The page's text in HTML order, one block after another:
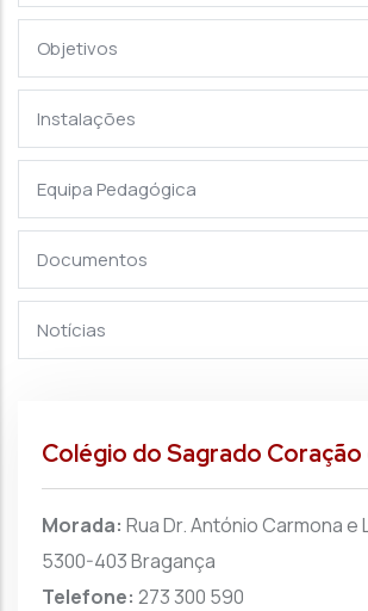
Objetivos
Instalações
Equipa Pedagógica
Documentos
Notícias
Colégio do Sagrado
Morada: Rua Dr. António Carmona e
5300-403 Bragança
Telefone: 273 300 590